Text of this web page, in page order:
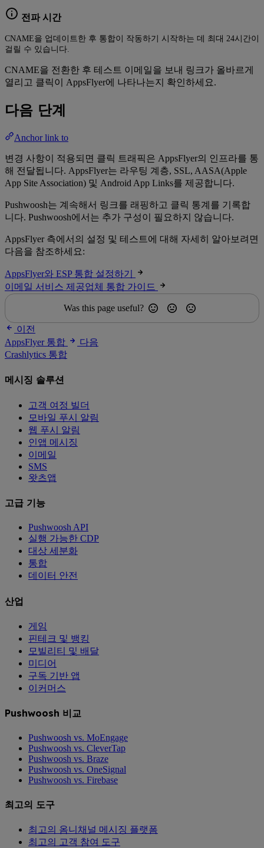
전파 시간
CNAME을 업데이트한 후 통합이 작동하기 시작하는 데 최대 24시간이
걸릴 수 있습니다.
CNAME을 전환한 후 테스트 이메일을 보내 링크가 올바르게
열리고 클릭이 AppsFlyer에 나타나는지 확인하세요.
다음 단계
Anchor link to
변경 사항이 적용되면 클릭 트래픽은 AppsFlyer의 인프라를 통
해 전달됩니다. AppsFlyer는 라우팅 계층, SSL, AASA(Apple
App Site Association) 및 Android App Links를 제공합니다.
Pushwoosh는 계속해서 링크를 래핑하고 클릭 통계를 기록합
니다. Pushwoosh에서는 추가 구성이 필요하지 않습니다.
AppsFlyer 측에서의 설정 및 테스트에 대해 자세히 알아보려면
다음을 참조하세요:
AppsFlyer와 ESP 통합 설정하기
이메일 서비스 제공업체 통합 가이드
Was this page useful?
이전
AppsFlyer 통합
다음
Crashlytics 통합
메시징 솔루션
고객 여정 빌더
모바일 푸시 알림
웹 푸시 알림
인앱 메시징
이메일
SMS
왓츠앱
고급 기능
Pushwoosh API
실행 가능한 CDP
대상 세분화
통합
데이터 안전
산업
게임
핀테크 및 뱅킹
모빌리티 및 배달
미디어
구독 기반 앱
이커머스
Pushwoosh 비교
Pushwoosh vs. MoEngage
Pushwoosh vs. CleverTap
Pushwoosh vs. Braze
Pushwoosh vs. OneSignal
Pushwoosh vs. Firebase
최고의 도구
최고의 옴니채널 메시징 플랫폼
최고의 고객 참여 도구